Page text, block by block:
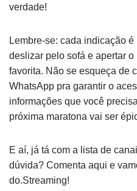
verdade!
Lembre-se: cada indicação
deslizar pelo sofá e apertar
favorita. Não se esqueça de
WhatsApp pra garantir o
informações que você
próxima maratona vai ser
E aí, já tá com a lista de
dúvida? Comenta aqui e
do.Streaming!